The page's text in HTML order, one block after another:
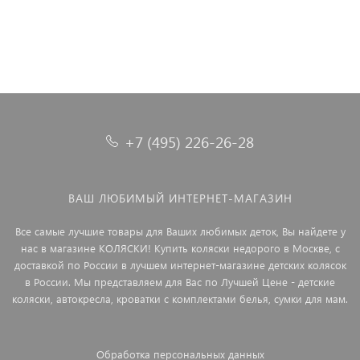
+7 (495) 226-26-28
ВАШ ЛЮБИМЫЙ ИНТЕРНЕТ-МАГАЗИН
Все самые лучшие товары для Ваших любимых деток, Вы найдете у
нас в магазине КОЛЯСКИ! Купить коляски недорого в Москве, с
доставкой по России в лучшем интернет-магазине детских колясок
в России. Мы представляем для Вас по Лучшей Цене - детские
коляски, автокресла, кроватки с комплектами белья, сумки для мам.
Обработка персональных данных